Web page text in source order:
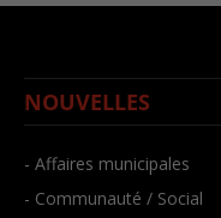
NOUVELLES
- Affaires municipales
- Communauté / Social